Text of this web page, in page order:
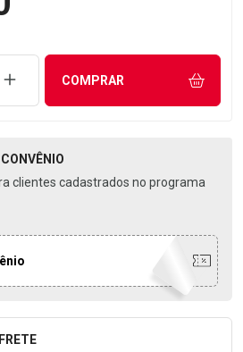
AUMENTAR UMA UNIDADE
COMPRAR
CONVÊNIO
clientes cadastrados no programa
o Frete